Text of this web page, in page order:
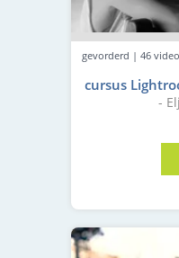
gevorderd | 46
cursus
-